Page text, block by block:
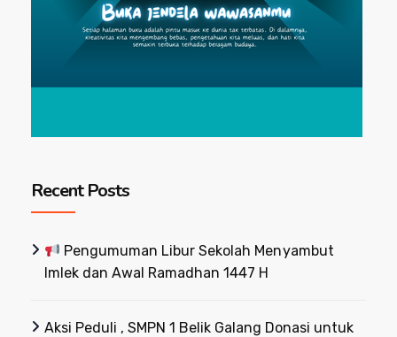
Recent Posts
Pengumuman Libur Sekolah Menyambut
Imlek dan Awal Ramadhan 1447 H
Aksi Peduli , SMPN 1 Belik Galang Donasi untuk